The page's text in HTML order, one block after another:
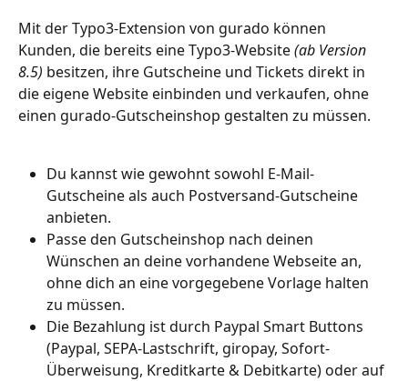
Mit der Typo3-Extension von gurado können
Kunden, die bereits eine Typo3-Website (ab Version
8.5) besitzen, ihre Gutscheine und Tickets direkt in
die eigene Website einbinden und verkaufen, ohne
einen gurado-Gutscheinshop gestalten zu müssen.
Du kannst wie gewohnt sowohl E-Mail-
Gutscheine als auch Postversand-Gutscheine
anbieten.
Passe den Gutscheinshop nach deinen
Wünschen an deine vorhandene Webseite an,
ohne dich an eine vorgegebene Vorlage halten
zu müssen.
Die Bezahlung ist durch Paypal Smart Buttons
(Paypal, SEPA-Lastschrift, giropay, Sofort-
Überweisung, Kreditkarte & Debitkarte) oder auf